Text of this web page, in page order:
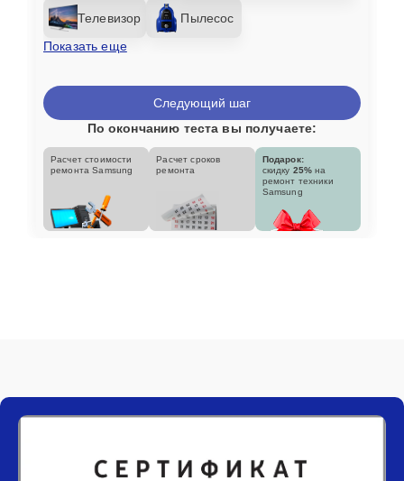
Телевизор
Пылесос
Показать еще
Следующий шаг
По окончанию теста вы получаете:
Расчет стоимости
ремонта Samsung
Расчет сроков
ремонта
Подарок:
скидку 25% на
ремонт техники
Samsung